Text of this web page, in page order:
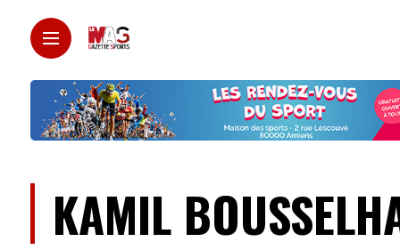
KAMIL